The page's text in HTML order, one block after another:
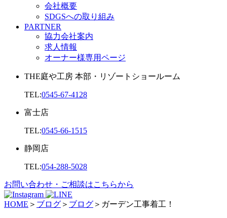
会社概要
SDGSへの取り組み
PARTNER
協力会社案内
求人情報
オーナー様専用ページ
THE庭や工房 本部・リゾートショールーム
TEL:0545-67-4128
富士店
TEL:0545-66-1515
静岡店
TEL:054-288-5028
お問い合わせ・ご相談はこちらから
HOME ＞ ブログ ＞ ブログ ＞ ガーデン工事着工！